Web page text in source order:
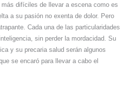
difíciles de llevar a escena como es
a su pasión no exenta de dolor. Pero
Cada una de las particularidades
sin perder la mordacidad. Su
y su precaria salud serán algunos
se encaró para llevar a cabo el